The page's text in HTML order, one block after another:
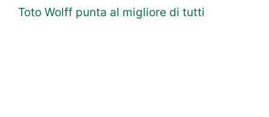
Toto Wolff punta al migliore di tutti